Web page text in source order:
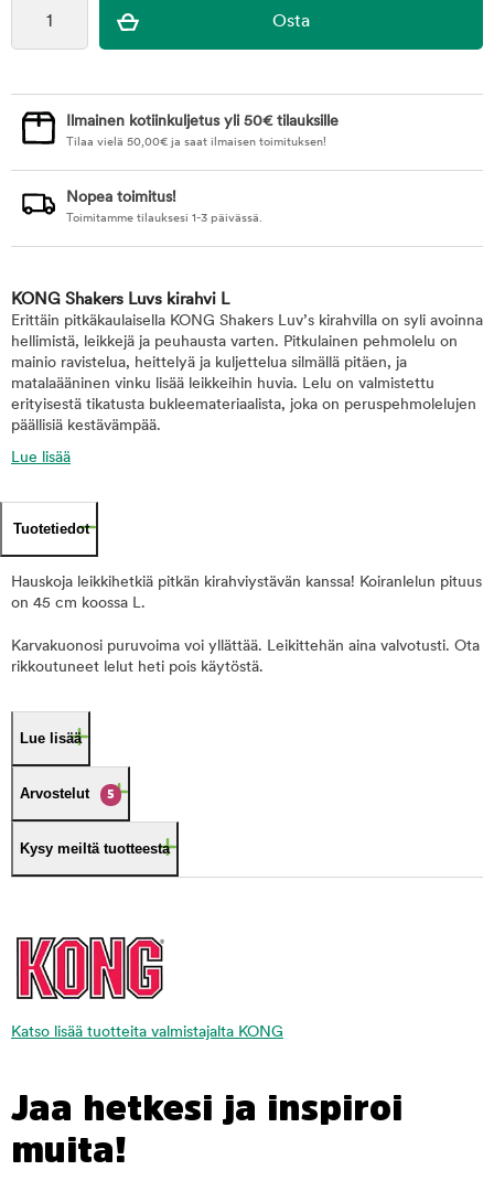
Ilmainen kotiinkuljetus yli 50€ tilauksille
Tilaa vielä 50,00€ ja saat ilmaisen toimituksen!
Nopea toimitus!
Toimitamme tilauksesi 1-3 päivässä.
KONG Shakers Luvs kirahvi L
Erittäin pitkäkaulaisella KONG Shakers Luv’s kirahvilla on syli avoinna
hellimistä, leikkejä ja peuhausta varten. Pitkulainen pehmolelu on
mainio ravistelua, heittelyä ja kuljettelua silmällä pitäen, ja
matalaääninen vinku lisää leikkeihin huvia. Lelu on valmistettu
erityisestä tikatusta bukleemateriaalista, joka on peruspehmolelujen
päällisiä kestävämpää.
Lue lisää
Tuotetiedot
Hauskoja leikkihetkiä pitkän kirahviystävän kanssa! Koiranlelun pituus
on 45 cm koossa L.
Karvakuonosi puruvoima voi yllättää. Leikittehän aina valvotusti. Ota
rikkoutuneet lelut heti pois käytöstä.
Lue lisää
Arvostelut 5
Kysy meiltä tuotteesta
Katso lisää tuotteita valmistajalta KONG
Jaa hetkesi ja inspiroi
muita!